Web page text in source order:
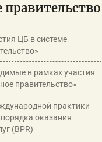
ЦБ в системе
в рамках участия
правительство»
практики
оказания
(BPR)